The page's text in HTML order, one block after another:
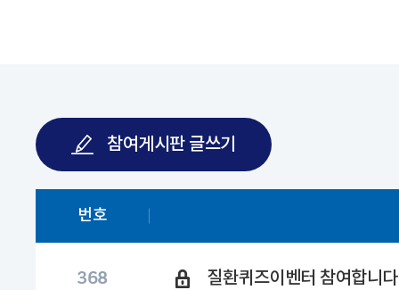
참여게시판 글쓰기
번호
368 질환퀴즈이벤터 참여합니다